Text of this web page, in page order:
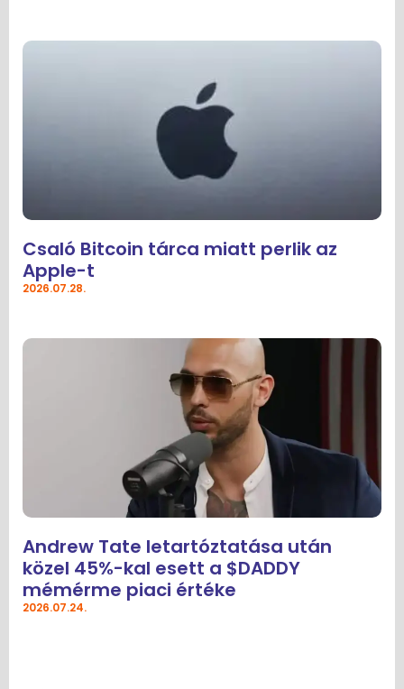
Csaló Bitcoin tárca miatt perlik az
Apple-t
2026.07.28.
Andrew Tate letartóztatása után
közel 45%-kal esett a $DADDY
mémérme piaci értéke
2026.07.24.